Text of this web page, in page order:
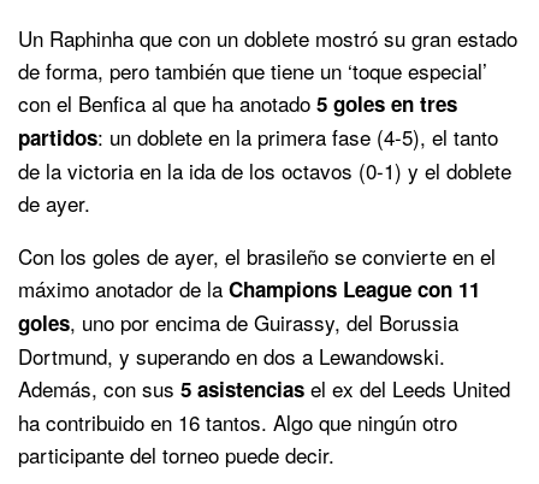
Un Raphinha que con un doblete mostró su gran estado
de forma, pero también que tiene un ‘toque especial’
con el Benfica al que ha anotado 5 goles en tres
partidos: un doblete en la primera fase (4-5), el tanto
de la victoria en la ida de los octavos (0-1) y el doblete
de ayer.
Con los goles de ayer, el brasileño se convierte en el
máximo anotador de la Champions League con 11
goles, uno por encima de Guirassy, del Borussia
Dortmund, y superando en dos a Lewandowski.
Además, con sus 5 asistencias el ex del Leeds United
ha contribuido en 16 tantos. Algo que ningún otro
participante del torneo puede decir.